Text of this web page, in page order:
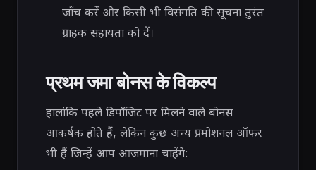
जाँच करें और किसी भी विसंगति की सूचना तुरंत
ग्राहक सहायता को दें।
प्रथम जमा बोनस के विकल्प
हालांकि पहले डिपॉजिट पर मिलने वाले बोनस
आकर्षक होते हैं, लेकिन कुछ अन्य प्रमोशनल ऑफर
भी हैं जिन्हें आप आजमाना चाहेंगे: